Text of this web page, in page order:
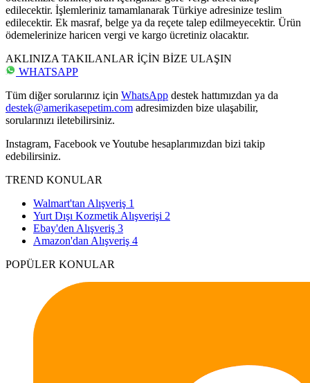
edilecektir. İşlemleriniz tamamlanarak Türkiye adresinize teslim
edilecektir. Ek masraf, belge ya da reçete talep edilmeyecektir. Ürün
ödemelerinize haricen vergi ve kargo ücretiniz olacaktır.
AKLINIZA TAKILANLAR İÇİN BİZE ULAŞIN
WHATSAPP
Tüm diğer sorularınız için WhatsApp destek hattımızdan ya da
destek@amerikasepetim.com adresimizden bize ulaşabilir,
sorularınızı iletebilirsiniz.
Instagram, Facebook ve Youtube hesaplarımızdan bizi takip
edebilirsiniz.
TREND KONULAR
Walmart'tan Alışveriş 1
Yurt Dışı Kozmetik Alışverişi 2
Ebay'den Alışveriş 3
Amazon'dan Alışveriş 4
POPÜLER KONULAR